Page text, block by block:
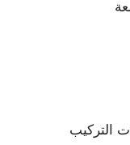
التركيب